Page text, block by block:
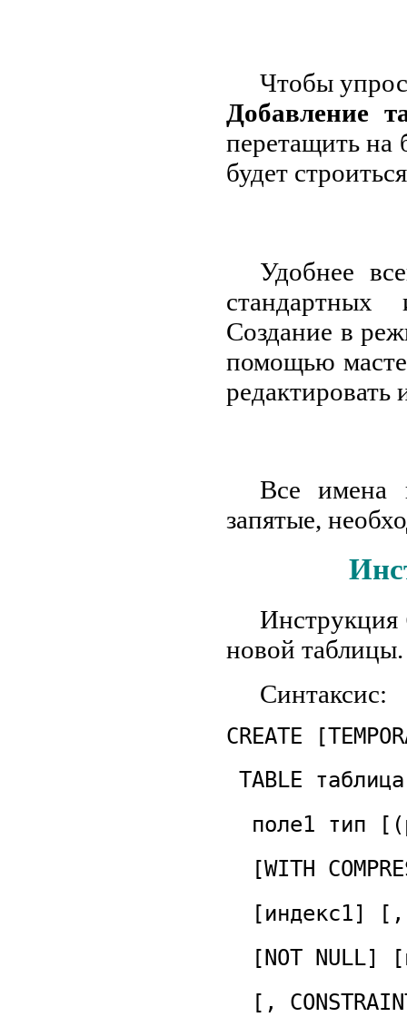
Чтобы
Добавление
перетащить на
будет
Удобнее
стандартных
Создание в
помощью
Все имена
запятые,
Инструкция
новой таблицы.
Синтаксис:
CREATE
TABLE
поле1 тип
[WITH
[индекс1]
[NOT
[,